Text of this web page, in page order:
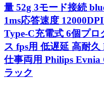
量 52g 3モード接続
1ms応答速度
Type-C充電式 6個プ
ス fps用 低遅延 高耐
仕事両用 Philips Evnia
ラック